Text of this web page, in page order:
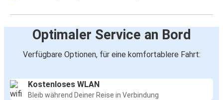
Optimaler Service an Bord
Verfügbare Optionen, für eine komfortablere Fahrt:
Kostenloses WLAN
Bleib während Deiner Reise in Verbindung